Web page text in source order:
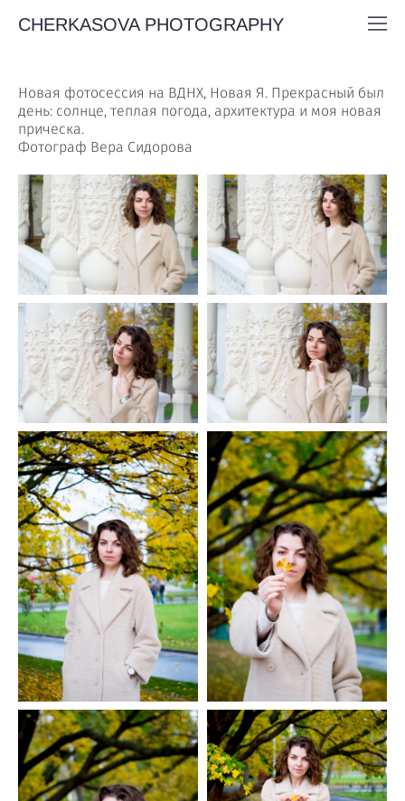
CHERKASOVA PHOTOGRAPHY
Новая фотосессия на ВДНХ, Новая Я. Прекрасный был
день: солнце, теплая погода, архитектура и моя новая
прическа.
Фотограф Вера Сидорова